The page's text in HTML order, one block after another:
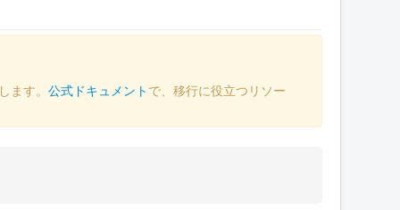
ます。 公式ドキュメント で、移行に役立つリソー